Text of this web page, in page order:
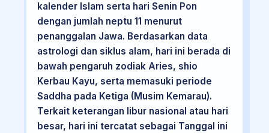
kalender Islam serta hari Senin Pon
dengan jumlah neptu 11 menurut
penanggalan Jawa. Berdasarkan data
astrologi dan siklus alam, hari ini berada di
bawah pengaruh zodiak Aries, shio
Kerbau Kayu, serta memasuki periode
Saddha pada Ketiga (Musim Kemarau).
Terkait keterangan libur nasional atau hari
besar, hari ini tercatat sebagai Tanggal ini